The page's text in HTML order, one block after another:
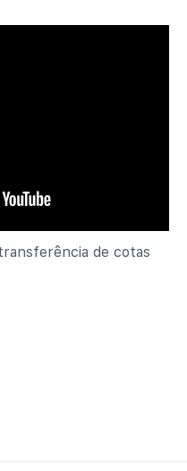
de cotas